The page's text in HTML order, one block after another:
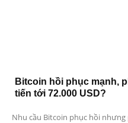
Bitcoin hồi phục mạnh,
tiến tới 72.000 USD?
Nhu cầu Bitcoin phục hồi